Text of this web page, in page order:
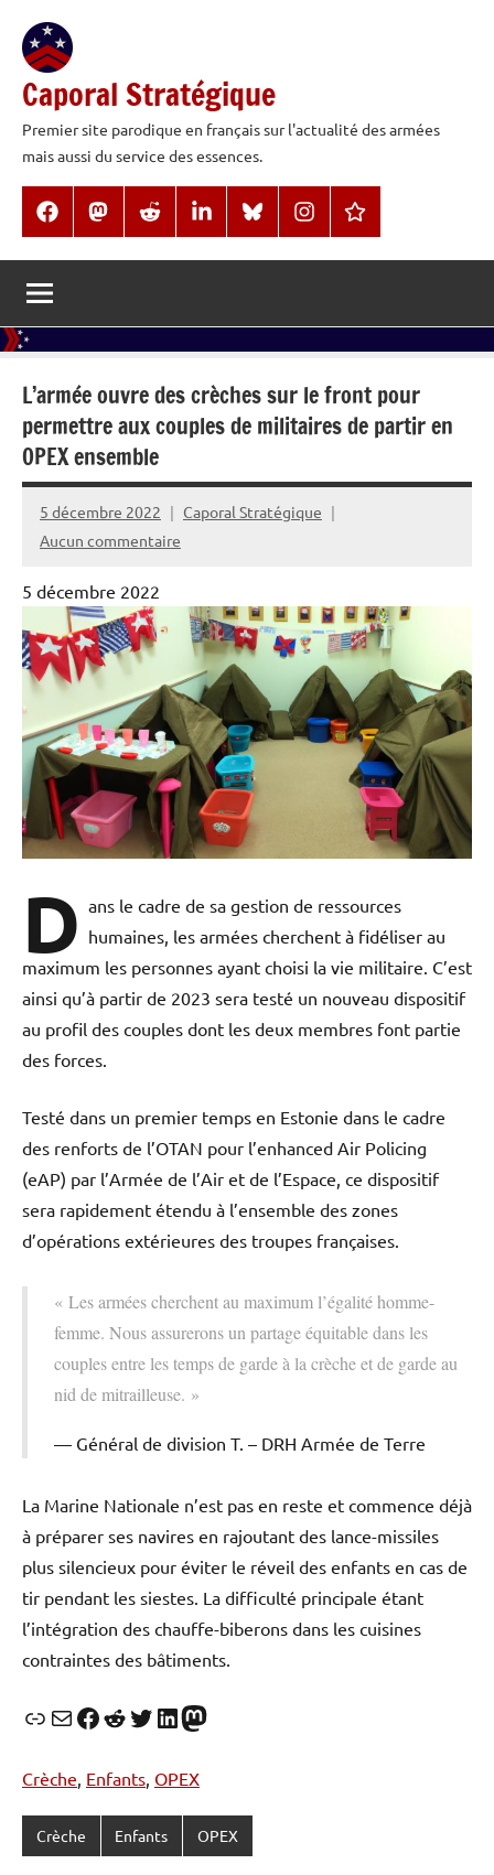
contenu
Caporal Stratégique
Premier site parodique en français sur l'actualité des armées
mais aussi du service des essences.
FacebookMastodonReddit LinkedInBlueSkyInstagramThreads
L’armée ouvre des crèches sur le front pour
permettre aux couples de militaires de partir en
OPEX ensemble
5 décembre 2022
Caporal Stratégique
Aucun commentaire
5 décembre 2022
D ans le cadre de sa gestion de ressources
humaines, les armées cherchent à fidéliser au
maximum les personnes ayant choisi la vie militaire. C’est
ainsi qu’à partir de 2023 sera testé un nouveau dispositif
au profil des couples dont les deux membres font partie
des forces.
Testé dans un premier temps en Estonie dans le cadre
des renforts de l’OTAN pour l’enhanced Air Policing
(eAP) par l’Armée de l’Air et de l’Espace, ce dispositif
sera rapidement étendu à l’ensemble des zones
d’opérations extérieures des troupes françaises.
« Les armées cherchent au maximum l’égalité homme-
femme. Nous assurerons un partage équitable dans les
couples entre les temps de garde à la crèche et de garde au
nid de mitrailleuse. »
Général de division T. – DRH Armée de Terre
La Marine Nationale n’est pas en reste et commence déjà
à préparer ses navires en rajoutant des lance-missiles
plus silencieux pour éviter le réveil des enfants en cas de
tir pendant les siestes. La difficulté principale étant
l’intégration des chauffe-biberons dans les cuisines
contraintes des bâtiments.
LienE-mailFacebook
Reddit
Twitter
LinkedIn
Mastodon
Crèche, Enfants, OPEX
Crèche Enfants OPEX